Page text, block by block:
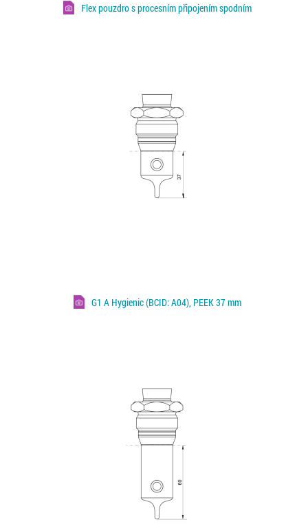
Flex pouzdro s procesním připojením spodním
G1 A Hygienic (BCID: A04), PEEK 37 mm